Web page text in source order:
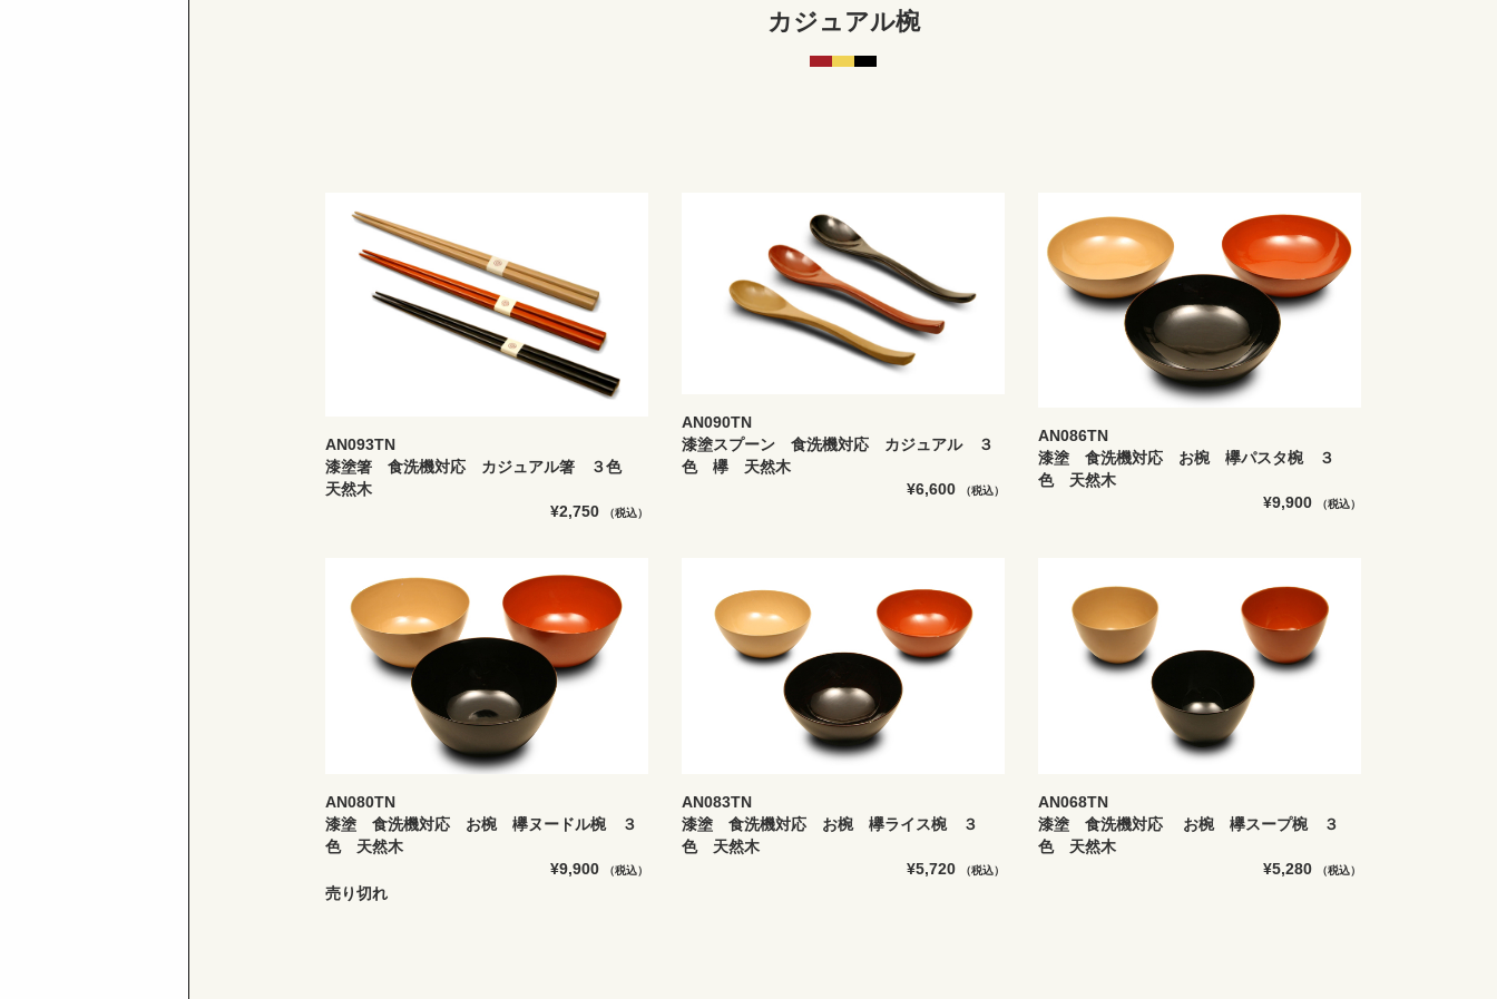
カジュアル椀
AN093TN
漆塗箸 食洗機対応 カジュアル箸 ３色
天然木
¥2,750
（税込）
AN090TN
漆塗スプーン 食洗機対応 カジュアル ３
色 欅 天然木
¥6,600
（税込）
AN086TN
漆塗 食洗機対応 お椀 欅パスタ椀 ３
色 天然木
¥9,900
（税込）
AN080TN
漆塗 食洗機対応 お椀 欅ヌードル椀 ３
色 天然木
¥9,900
（税込）
売り切れ
AN083TN
漆塗 食洗機対応 お椀 欅ライス椀 ３
色 天然木
¥5,720
（税込）
AN068TN
漆塗 食洗機対応 お椀 欅スープ椀 ３
色 天然木
¥5,280
（税込）